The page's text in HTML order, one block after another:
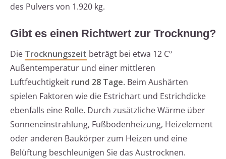
des Pulvers von 1.920 kg.
Gibt es einen Richtwert zur Trocknung?
Die Trocknungszeit beträgt bei etwa 12 Cº
Außentemperatur und einer mittleren
Luftfeuchtigkeit rund 28 Tage. Beim Aushärten
spielen Faktoren wie die Estrichart und Estrichdicke
ebenfalls eine Rolle. Durch zusätzliche Wärme über
Sonneneinstrahlung, Fußbodenheizung, Heizelement
oder anderen Baukörper zum Heizen und eine
Belüftung beschleunigen Sie das Austrocknen.